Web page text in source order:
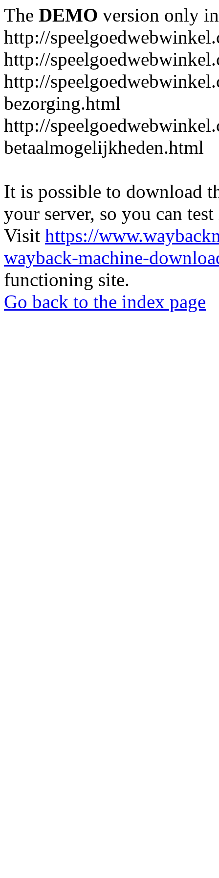
The DEMO version only
http://
http://
http://
bezorging.html
http://
betaalmogelijkheden.html
It is possible to download
your server, so you can
Visit https://
wayback-machine-
functioning site.
Go back to the index page